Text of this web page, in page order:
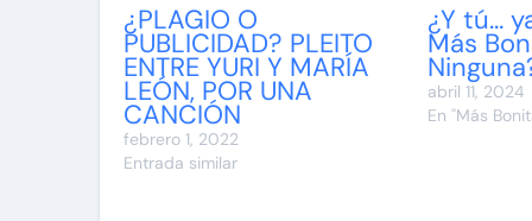
¿PLAGIO O
PUBLICIDAD? PLEITO
ENTRE YURI Y MARÍA
LEÓN, POR UNA
CANCIÓN
febrero 1, 2022
Entrada similar
¿Y tú…
Más
abril 11, 2024
En "Más